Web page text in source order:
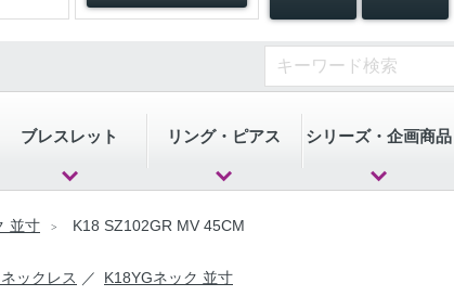
ブレスレット リング・ピアス シリーズ・企画商品
並寸 K18 SZ102GR MV 45CM
ックレス K18YGネック 並寸